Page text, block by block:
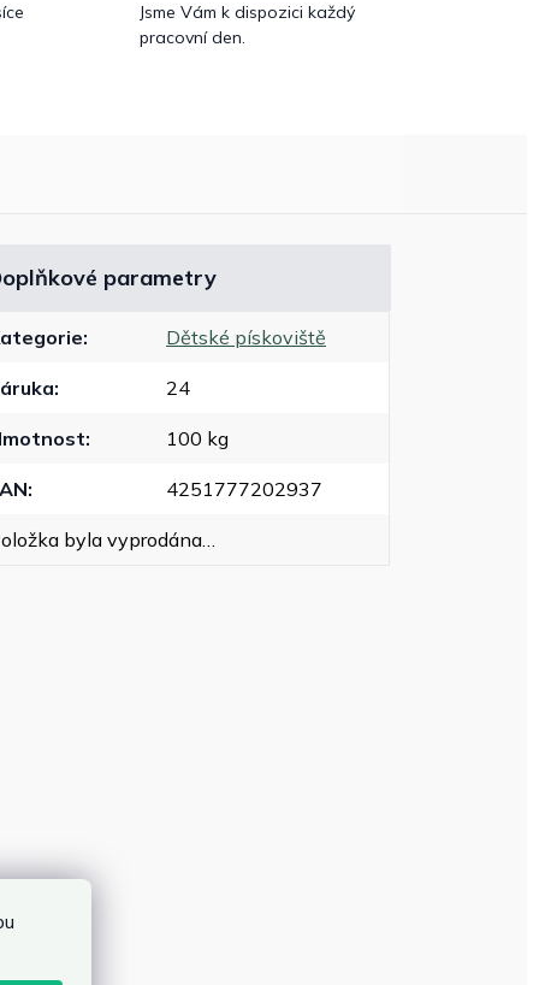
Jsme Vám k dispozici každý
pracovní den.
parametry
: Dětské pískoviště
: 24
: 100 kg
: 4251777202937
byla vyprodána…